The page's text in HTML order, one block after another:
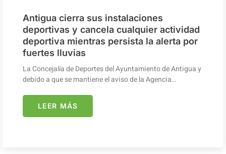
Antigua cierra sus instalaciones
deportivas y cancela cualquier actividad
deportiva mientras persista la alerta por
fuertes lluvias
La Concejalía de Deportes del Ayuntamiento de Antigua y
debido a que se mantiene el aviso de la Agencia…
LEER MÁS